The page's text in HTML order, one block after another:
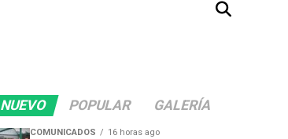
NUEVO POPULAR GALERÍA
COMUNICADOS 16 horas ago